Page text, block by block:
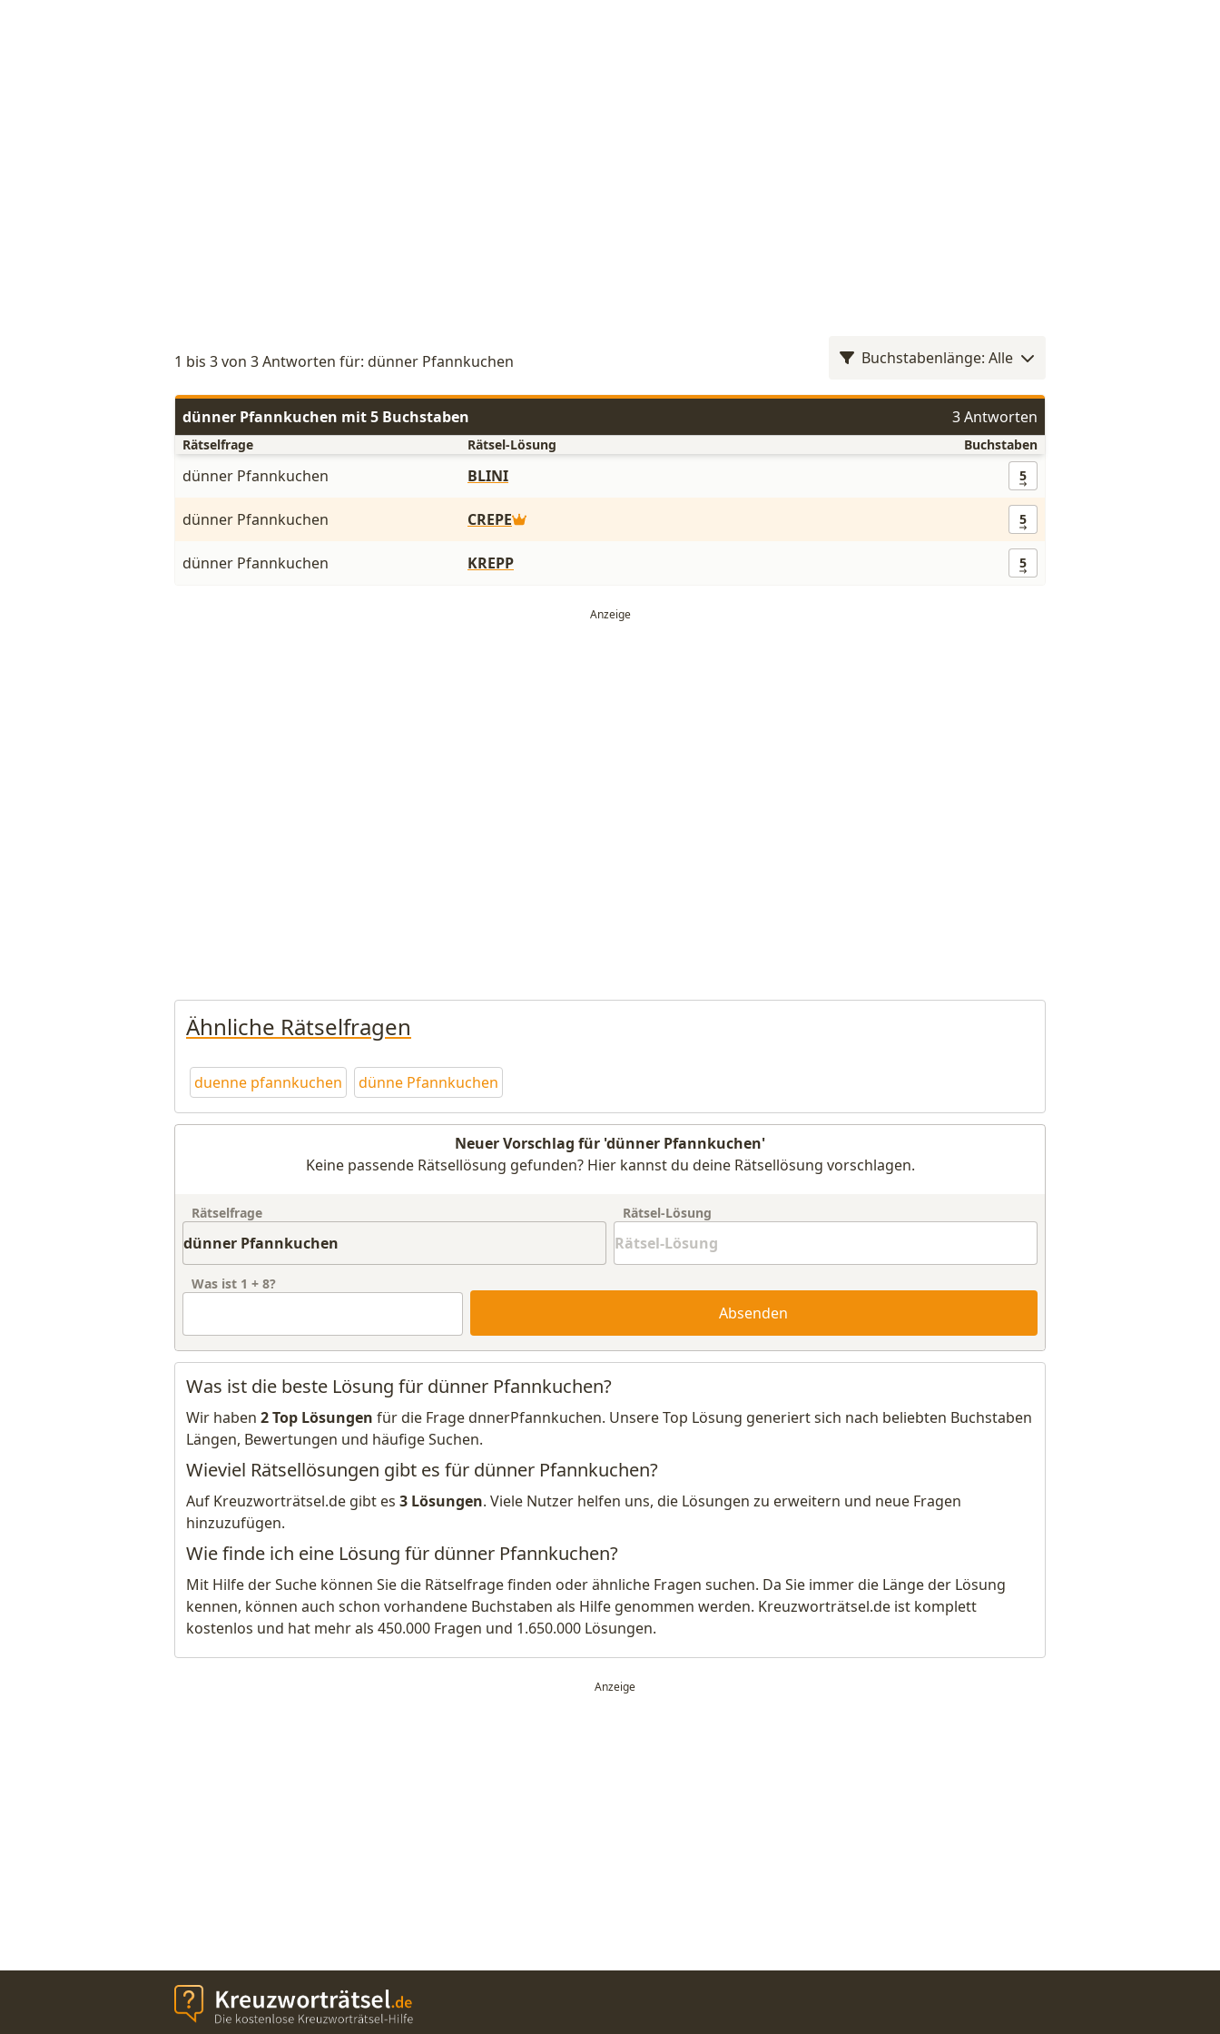
1 bis 3 von 3 Antworten für: dünner Pfannkuchen Buchstabenlänge: Alle
dünner Pfannkuchen mit 5 Buchstaben 3 Antworten
Rätselfrage Rätsel-Lösung Buchstaben
dünner Pfannkuchen BLINI 5
dünner Pfannkuchen CREPE 5
dünner Pfannkuchen KREPP 5
Ähnliche Rätselfragen
duenne pfannkuchen dünne Pfannkuchen
Neuer Vorschlag für 'dünner Pfannkuchen'
Keine passende Rätsellösung gefunden? Hier kannst du deine Rätsellösung vorschlagen.
Rätselfrage Rätsel-Lösung
Was ist 1 + 8?
Absenden
Was ist die beste Lösung für dünner Pfannkuchen?
Wir haben 2 Top Lösungen für die Frage dnnerPfannkuchen. Unsere Top Lösung generiert sich nach beliebten Buchstaben
Längen, Bewertungen und häufige Suchen.
Wieviel Rätsellösungen gibt es für dünner Pfannkuchen?
Auf Kreuzworträtsel.de gibt es 3 Lösungen. Viele Nutzer helfen uns, die Lösungen zu erweitern und neue Fragen
hinzuzufügen.
Wie finde ich eine Lösung für dünner Pfannkuchen?
Mit Hilfe der Suche können Sie die Rätselfrage finden oder ähnliche Fragen suchen. Da Sie immer die Länge der Lösung
kennen, können auch schon vorhandene Buchstaben als Hilfe genommen werden. Kreuzworträtsel.de ist komplett
kostenlos und hat mehr als 450.000 Fragen und 1.650.000 Lösungen.